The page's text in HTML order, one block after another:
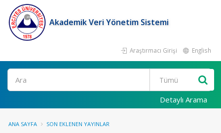
Akademik Veri Yönetim Sistemi
Araştırmacı Girişi English
Ara
Detaylı Arama
ANA SAYFA SON EKLENEN YAYINLAR